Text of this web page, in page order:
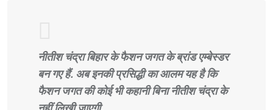
नीतीश चंद्रा बिहार के फैशन जगत के ब्रांड एम्बेस्डर
बन गए हैं. अब इनकी प्रसिद्धी का आलम यह है कि
फैशन जगत की कोई भी कहानी बिना नीतीश चंद्रा के